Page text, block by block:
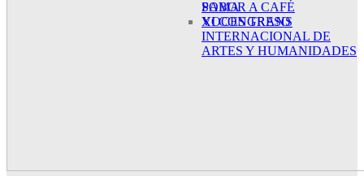
SABOR A CAFÉ
XI CONGRESO
INTERNACIONAL DE
ARTES Y HUMANIDADES
POMA
VOCES TRANS